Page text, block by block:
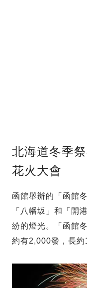
北海道冬季
花火大會
函館舉辦的「函館
「八幡坂」和「開
紛的燈光。「函館
約有2,000發，長約